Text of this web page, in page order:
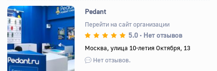
Назад Вперед
Pedant
Перейти на сайт организации
5.0 • Нет отзывов
Москва, улица 10-летия Октября, 13
Нет отзывов.